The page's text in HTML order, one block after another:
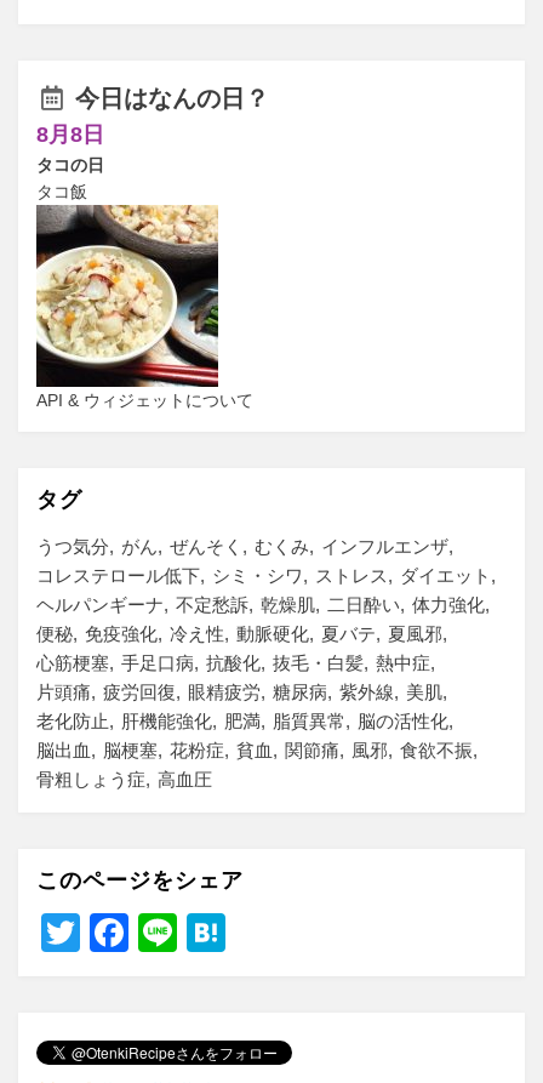
今日はなんの日？
8月8日
タコの日
タコ飯
API & ウィジェットについて
タグ
うつ気分 がん ぜんそく むくみ
インフルエンザ
コレステロール低下
シミ・シワ ストレス
ダイエット
ヘルパンギーナ
不定愁訴 乾燥肌 二日酔い
体力強化
便秘 免疫強化 冷え性 動脈硬化 夏バテ
夏風邪
心筋梗塞 手足口病 抗酸化 抜毛・白髪 熱中症
片頭痛
疲労回復 眼精疲労 糖尿病 紫外線
美肌
老化防止
肝機能強化 肥満 脂質異常
脳の活性化
脳出血
脳梗塞 花粉症 貧血 関節痛 風邪 食欲不振
骨粗しょう症
高血圧
このページをシェア
T
er
F
e
Li
n